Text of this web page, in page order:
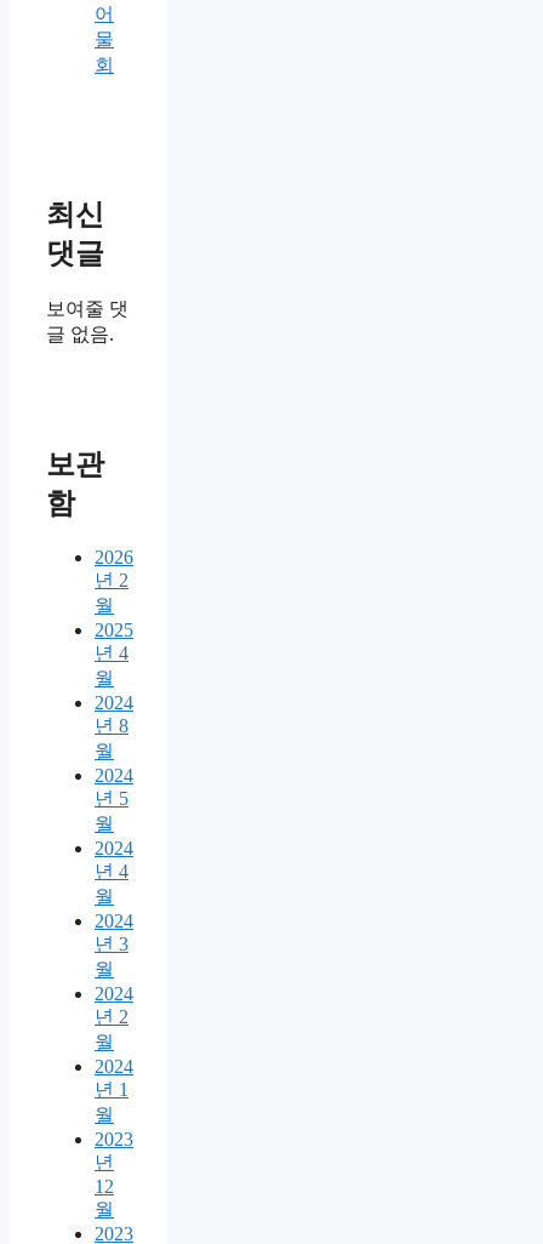
어
물
회
최신
댓글
보여줄 댓
글 없음.
보관
함
2026
년 2
월
2025
년 4
월
2024
년 8
월
2024
년 5
월
2024
년 4
월
2024
년 3
월
2024
년 2
월
2024
년 1
월
2023
년
12
월
2023